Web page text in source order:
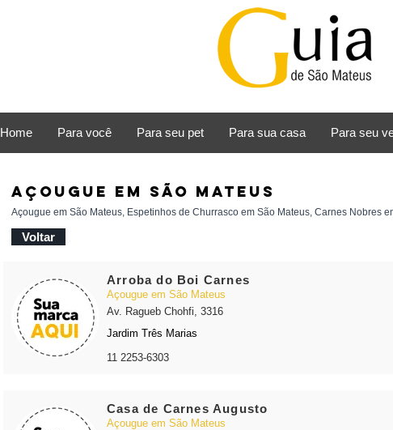
Home Para você Para seu pet Para sua casa Para seu
Açougue em São Mateus, Espetinhos de Churrasco em São Mateus, Carnes Nobres
AÇOUGUE em São Mateus
Voltar
Arroba do Boi Carnes
Açougue em São Mateus
Av. Ragueb Chohfi, 3316
Jardim Três Marias
11 2253-6303
Casa de Carnes Augusto
Açougue em São Mateus